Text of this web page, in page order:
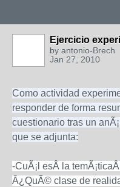
Ejercicio
by antonio-Brech
Jan 27, 2010
Como actividad
responder de forma
cuestionario tras un
que se adjunta:
-CuÃ¡l esÂ la
Â¿QuÃ© clase de